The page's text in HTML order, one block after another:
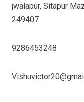
jwalapur, Sitapur
249407
9286453248